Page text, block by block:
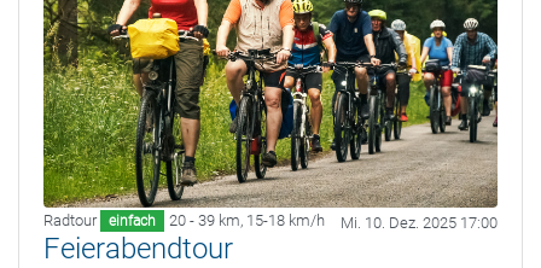
Radtour einfach 20 - 39 km, 15-18 km/h Mi. 10. Dez. 2025 17:00
Feierabendtour